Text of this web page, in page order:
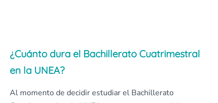
¿Cuánto dura el Bachillerato Cuatrimestral
en la UNEA?
Al momento de decidir estudiar el Bachillerato